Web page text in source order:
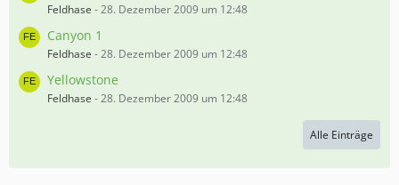
Feldhase -28. Dezember 2009 um 12:48
Canyon 1
Feldhase -28. Dezember 2009 um 12:48
Yellowstone
Feldhase -28. Dezember 2009 um 12:48
Alle Einträge